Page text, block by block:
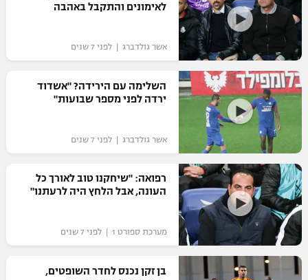
לאימונים והתקבל באהבה
אשר גולדברג | לפני 7 שנים
השלימה עם הירידה? "אשדוד
ירדה לפני מספר שבועות"
אשר גולדברג | לפני 7 שנים
רפואה: "שיחקנו טוב לאורך כל
העונה, אבל הלחץ היה לרעתנו"
מערכת ספורט 1 | לפני 7 שנים
בן זקן נכנס לחדר השופטים,